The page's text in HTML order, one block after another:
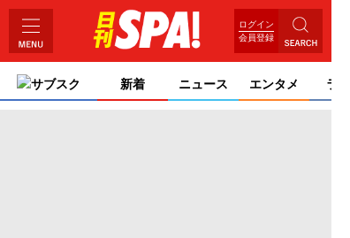
ログイン
会員登録
サブスク 新着 ニュース エンタメ ライ